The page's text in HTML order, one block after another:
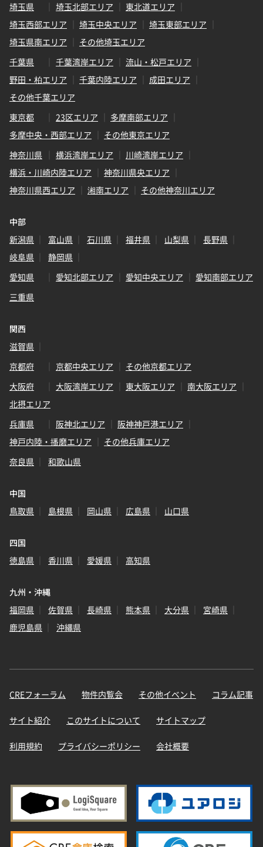
埼玉県
埼玉北部エリア
東北道エリア
埼玉西部エリア
埼玉中央エリア
埼玉東部エリア
埼玉県南エリア
その他埼玉エリア
千葉県
千葉湾岸エリア
流山・松戸エリア
野田・柏エリア
千葉内陸エリア
成田エリア
その他千葉エリア
東京都
23区エリア
多摩南部エリア
多摩中央・西部エリア
その他東京エリア
神奈川県
横浜湾岸エリア
川崎湾岸エリア
横浜・川崎内陸エリア
神奈川県央エリア
神奈川県西エリア
湘南エリア その他神奈川エリア
中部
新潟県
富山県 石川県 福井県 山梨県
長野県
岐阜県
静岡県
愛知県
愛知北部エリア 愛知中央エリア
愛知南部エリア
三重県
関西
滋賀県
京都府
京都中央エリア
その他京都エリア
大阪府
大阪湾岸エリア 東大阪エリア
南大阪エリア
北摂エリア
兵庫県
阪神北エリア
阪神神戸港エリア
神戸内陸・播磨エリア
その他兵庫エリア
奈良県
和歌山県
中国
鳥取県
島根県 岡山県 広島県 山口県
四国
徳島県
香川県 愛媛県 高知県
九州・沖縄
福岡県
佐賀県 長崎県 熊本県 大分県
宮崎県
鹿児島県
沖縄県
CREフォーラム 物件内覧会 その他イベント コラム記事
サイト紹介 このサイトについて サイトマップ
利用規約 プライバシーポリシー 会社概要